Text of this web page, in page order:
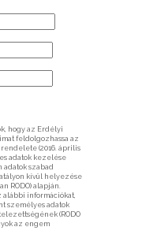
hogy az Erdélyi
feldolgozhassa az
rendelete (2016. április
adatok kezelése
szabad
kívül helyezése
RODO) alapján.
alábbi információkat,
személyes adatok
(RODO
az engem